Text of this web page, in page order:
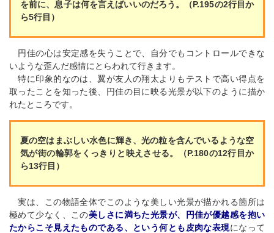
を前に、息子は何を言えばいいのだろう。（P.195の2行目か
ら5行目）
円佳の心は安定感を失うことで、自分でもコントロールできな
いような歪んだ感情にとらわれて行きます。
特に印象的なのは、翼が友人の翔太よりもテストで高い得点を
取ったことを知った後、円佳の目に映る光景が以下のように描か
れたところです。
夏の空はまぶしい水色に輝き、光の粒を含んでいるような空
気が街の輪郭をくっきりと映えさせる。（P.180の12行目か
ら13行目）
実は、この物語全体でこのような美しい光景が描かれる箇所は
極めて少なく、この美しさに満ちた光景が、円佳が優越感を抱い
たからこそ見えたものである、という何とも皮肉な表現になって